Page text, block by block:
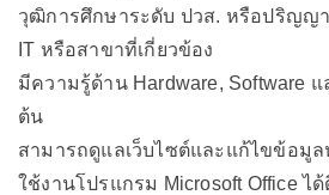
วุฒิการศึกษาระดับ ปวส. หรือปริญญ
IT หรือสาขาที่เกี่ยวข้อง
มีความรู้ด้าน Hardware, Software แ
ต้น
สามารถดูแลเว็บไซต์และแก้ไขข้อมูล
ใช้งานโปรแกรม Microsoft Office ได้